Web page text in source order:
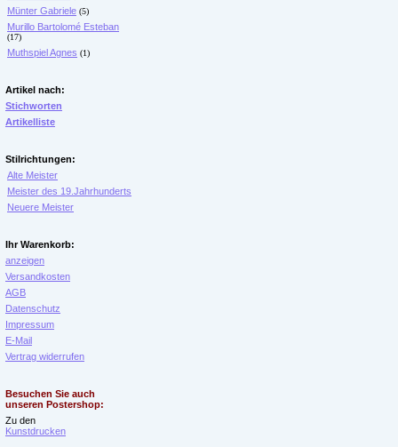
Münter Gabriele (5)
Murillo Bartolomé Esteban
(17)
Muthspiel Agnes (1)
Artikel nach:
Stichworten
Artikelliste
Stilrichtungen:
Alte Meister
Meister des 19.Jahrhunderts
Neuere Meister
Ihr Warenkorb:
anzeigen
Versandkosten
AGB
Datenschutz
Impressum
E-Mail
Vertrag widerrufen
Besuchen Sie auch
unseren Postershop:
Zu den
Kunstdrucken